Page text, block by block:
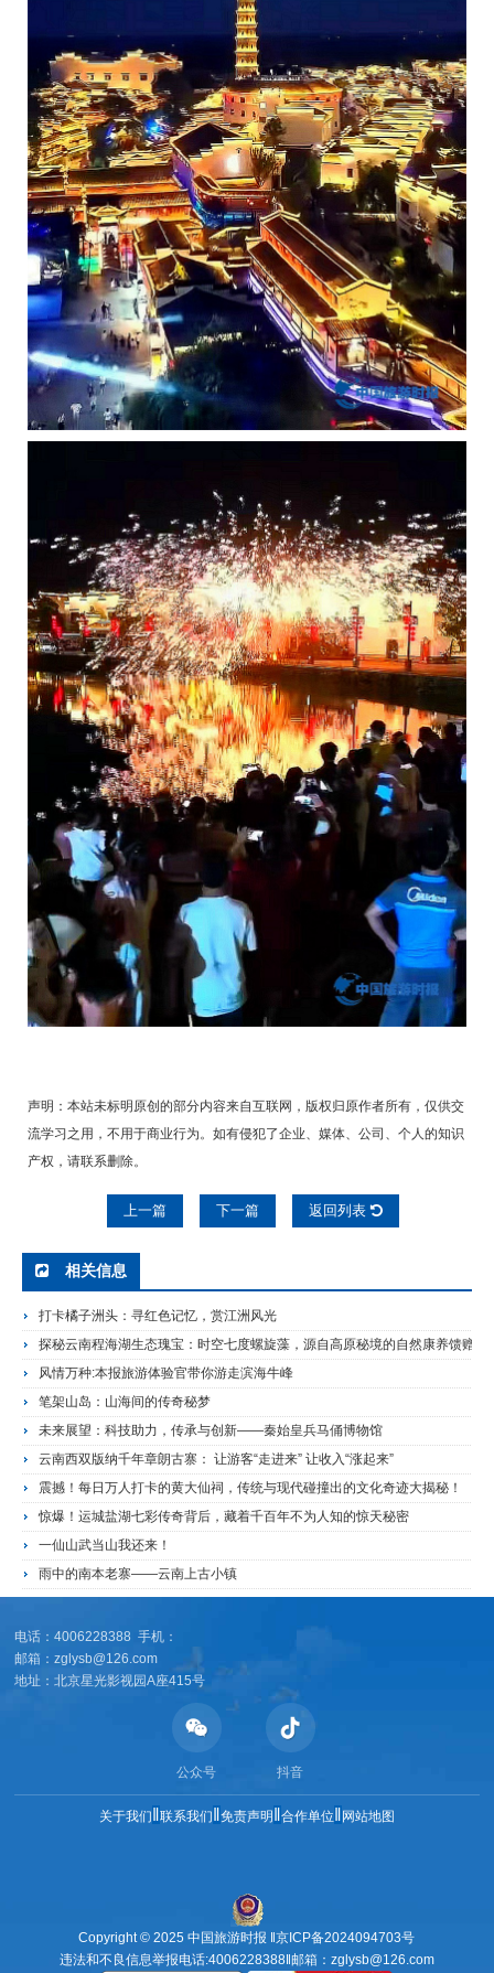
声明：本站未标明原创的部分内容来自互联网，版权归原作者所有，仅供交
流学习之用，不用于商业行为。如有侵犯了企业、媒体、公司、个人的知识
产权，请联系删除。
上一篇 下一篇 返回列表
相关信息
打卡橘子洲头：寻红色记忆，赏江洲风光
探秘云南程海湖生态瑰宝：时空七度螺旋藻，源自高原秘境的自然康养馈赠
风情万种:本报旅游体验官带你游走滨海牛峰
笔架山岛：山海间的传奇秘梦
未来展望：科技助力，传承与创新——秦始皇兵马俑博物馆
云南西双版纳千年章朗古寨： 让游客“走进来” 让收入“涨起来”
震撼！每日万人打卡的黄大仙祠，传统与现代碰撞出的文化奇迹大揭秘！
惊爆！运城盐湖七彩传奇背后，藏着千百年不为人知的惊天秘密
一仙山武当山我还来！
雨中的南本老寨——云南上古小镇
电话：4006228388 手机：
邮箱：zglysb@126.com
地址：北京星光影视园A座415号
公众号 抖音
关于我们 联系我们 免责声明 合作单位 网站地图
Copyright © 2025 中国旅游时报 ‖京ICP备2024094703号
违法和不良信息举报电话:4006228388‖邮箱：zglysb@126.com